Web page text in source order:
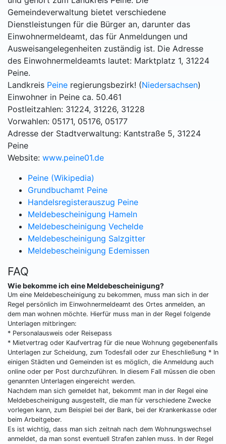
Gemeindeverwaltung bietet verschiedene
Dienstleistungen für die Bürger an, darunter das
Einwohnermeldeamt, das für Anmeldungen und
Ausweisangelegenheiten zuständig ist. Die Adresse
des Einwohnermeldeamts lautet: Marktplatz 1, 31224
Peine.
Landkreis Peine regierungsbezirk! (Niedersachsen)
Einwohner in Peine ca. 50.461
Postleitzahlen: 31224, 31226, 31228
Vorwahlen: 05171, 05176, 05177
Adresse der Stadtverwaltung: Kantstraße 5, 31224
Peine
Website: www.peine01.de
Peine (Wikipedia)
Grundbuchamt Peine
Handelsregisterauszug Peine
Meldebescheinigung Hameln
Meldebescheinigung Vechelde
Meldebescheinigung Salzgitter
Meldebescheinigung Edemissen
FAQ
Wie bekomme ich eine Meldebescheinigung?
Um eine Meldebescheinigung zu bekommen, muss man sich in der
Regel persönlich im Einwohnermeldeamt des Ortes anmelden, an
dem man wohnen möchte. Hierfür muss man in der Regel folgende
Unterlagen mitbringen:
* Personalausweis oder Reisepass
* Mietvertrag oder Kaufvertrag für die neue Wohnung gegebenenfalls
Unterlagen zur Scheidung, zum Todesfall oder zur Eheschließung * In
einigen Städten und Gemeinden ist es möglich, die Anmeldung auch
online oder per Post durchzuführen. In diesem Fall müssen die oben
genannten Unterlagen eingereicht werden.
Nachdem man sich gemeldet hat, bekommt man in der Regel eine
Meldebescheinigung ausgestellt, die man für verschiedene Zwecke
vorlegen kann, zum Beispiel bei der Bank, bei der Krankenkasse oder
beim Arbeitgeber.
Es ist wichtig, dass man sich zeitnah nach dem Wohnungswechsel
anmeldet, da man sonst eventuell Strafen zahlen muss. In der Regel